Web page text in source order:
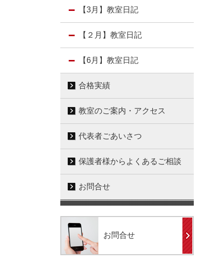
【3月】教室日記
【２月】教室日記
【6月】教室日記
合格実績
教室のご案内・アクセス
代表者ごあいさつ
保護者様からよくあるご相談
お問合せ
お問合せ